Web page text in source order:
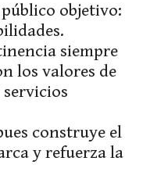
objetivo:
siempre
los valores de
construye el
y refuerza la